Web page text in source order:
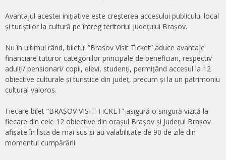
Avantajul acestei inițiative este creșterea accesului publicului local
și turiștilor la cultură pe întreg teritoriul județului Brașov.
Nu în ultimul rând, biletul ”Brasov Visit Ticket” aduce avantaje
financiare tuturor categoriilor principale de beneficiari, respectiv
adulți/ pensionari/ copii, elevi, studenți, permițând accesul la 12
obiective culturale și turistice din județ, precum și la un patrimoniu
cultural valoros.
Fiecare bilet ”BRAȘOV VISIT TICKET” asigură o singură vizită la
fiecare din cele 12 obiective din orașul Brașov și Județul Brașov
afișate în lista de mai sus și au valabilitate de 90 de zile din
momentul cumpărării.